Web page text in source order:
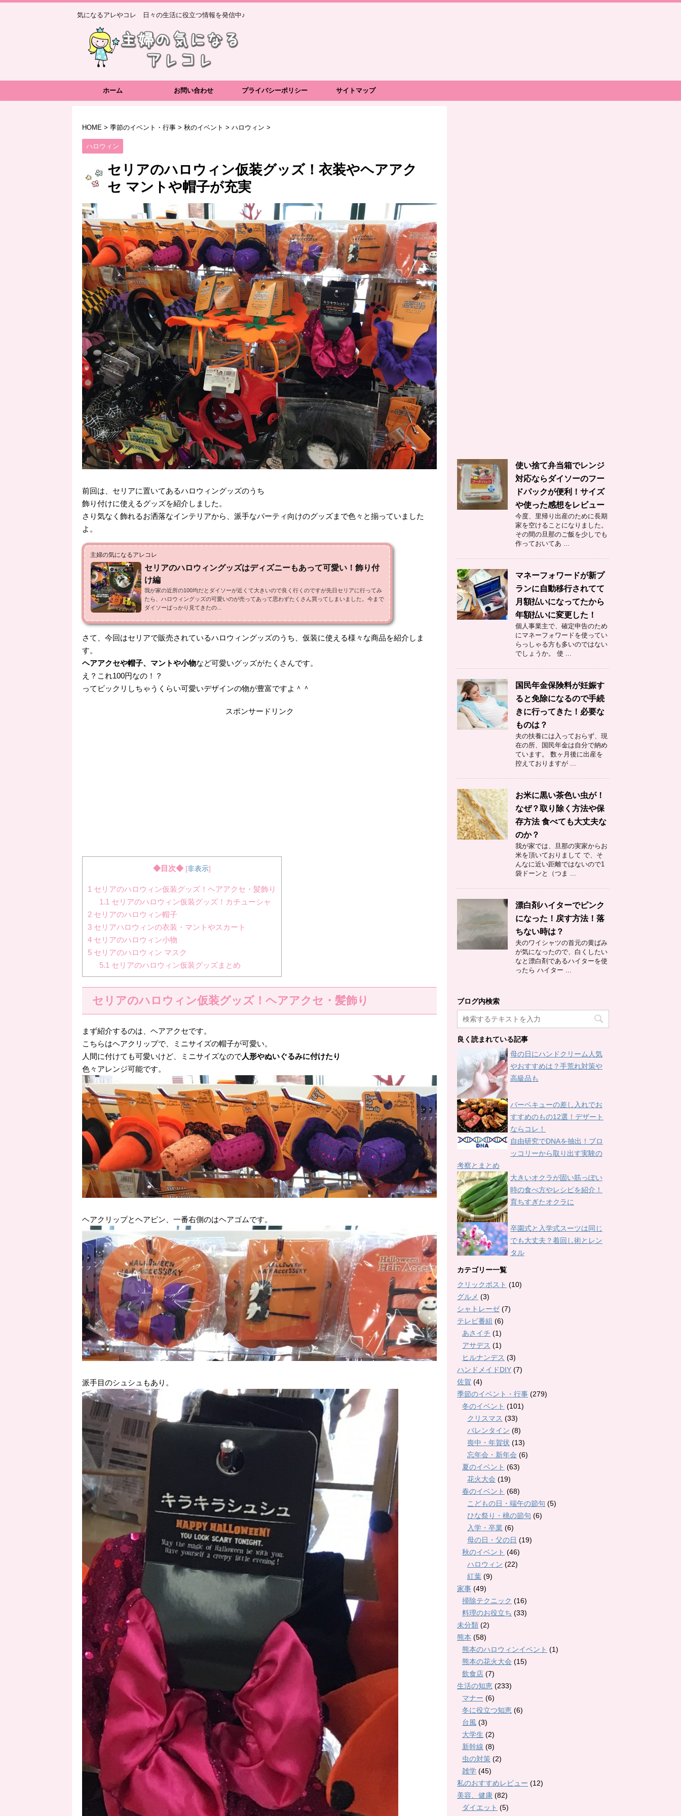
気になるアレやコレ 日々の生活に役立つ情報を発信中♪
ホーム お問い合わせ プライバシーポリシー サイトマップ
HOME > 季節のイベント・行事 > 秋のイベント > ハロウィン >
ハロウィン
セリアのハロウィン仮装グッズ！衣装やヘアアク
セ マントや帽子が充実
前回は、セリアに置いてあるハロウィングッズのうち
飾り付けに使えるグッズを紹介しました。
さり気なく飾れるお洒落なインテリアから、派手なパーティ向けのグッズまで色々と揃っていました
よ。
主婦の気になるアレコレ
セリアのハロウィングッズはディズニーもあって可愛い！飾り付
け編
我が家の近所の100均だとダイソーが近くて大きいので良く行くのですが先日セリアに行ってみ
たら、ハロウィングッズの可愛いのが売ってあって思わずたくさん買ってしまいました。今まで
ダイソーばっかり見てきたの...
さて、今回はセリアで販売されているハロウィングッズのうち、仮装に使える様々な商品を紹介しま
す。
ヘアアクセや帽子、マントや小物など可愛いグッズがたくさんです。
え？これ100円なの！？
ってビックリしちゃうくらい可愛いデザインの物が豊富ですよ＾＾
スポンサードリンク
◆目次◆ [非表示]
1 セリアのハロウィン仮装グッズ！ヘアアクセ・髪飾り
1.1 セリアのハロウィン仮装グッズ！カチューシャ
2 セリアのハロウィン帽子
3 セリアハロウィンの衣装・マントやスカート
4 セリアのハロウィン小物
5 セリアのハロウィン マスク
5.1 セリアのハロウィン仮装グッズまとめ
セリアのハロウィン仮装グッズ！ヘアアクセ・髪飾り
まず紹介するのは、ヘアアクセです。
こちらはヘアクリップで、ミニサイズの帽子が可愛い。
人間に付けても可愛いけど、ミニサイズなので人形やぬいぐるみに付けたり
色々アレンジ可能です。
ヘアクリップとヘアピン、一番右側のはヘアゴムです。
派手目のシュシュもあり。
使い捨て弁当箱でレンジ
対応ならダイソーのフー
ドパックが便利！サイズ
や使った感想をレビュー
今度、里帰り出産のために長期
家を空けることになりました。
その間の旦那のご飯を少しでも
作っておいてあ ...
マネーフォワードが新プ
ランに自動移行されてて
月額払いになってたから
年額払いに変更した！
個人事業主で、確定申告のため
にマネーフォワードを使ってい
らっしゃる方も多いのではない
でしょうか。 使 ...
国民年金保険料が妊娠す
ると免除になるので手続
きに行ってきた！必要な
ものは？
夫の扶養には入っておらず、現
在の所、国民年金は自分で納め
ています。 数ヶ月後に出産を
控えておりますが ...
お米に黒い茶色い虫が！
なぜ？取り除く方法や保
存方法 食べても大丈夫な
のか？
我が家では、旦那の実家からお
米を頂いておりまして で、そ
んなに近い距離ではないので1
袋ドーンと（つま ...
漂白剤ハイターでピンク
になった！戻す方法！落
ちない時は？
夫のワイシャツの首元の黄ばみ
が気になったので、白くしたい
なと漂白剤であるハイターを使
ったら ハイター ...
ブログ内検索
良く読まれている記事
母の日にハンドクリーム人気
やおすすめは？手荒れ対策や
高級品も
バーベキューの差し入れでお
すすめのもの12選！デザート
ならコレ！
自由研究でDNAを抽出！ブロ
ッコリーから取り出す実験の
考察とまとめ
大きいオクラが固い筋っぽい
時の食べ方やレシピを紹介！
育ちすぎたオクラに
卒園式と入学式スーツは同じ
でも大丈夫？着回し術とレン
タル
カテゴリー一覧
クリックポスト (10)
グルメ (3)
シャトレーゼ(7)
テレビ番組 (6)
あさイチ (1)
アサデス (1)
ヒルナンデス (3)
ハンドメイドDIY (7)
佐賀 (4)
季節のイベント・行事 (279)
冬のイベント (101)
クリスマス (33)
バレンタイン (8)
喪中・年賀状 (13)
忘年会・新年会 (6)
夏のイベント (63)
花火大会 (19)
春のイベント (68)
こどもの日・端午の節句 (5)
ひな祭り・桃の節句 (6)
入学・卒業 (6)
母の日・父の日 (19)
秋のイベント (46)
ハロウィン (22)
紅葉 (9)
家事 (49)
掃除テクニック (16)
料理のお役立ち (33)
未分類 (2)
熊本 (58)
熊本のハロウィンイベント (1)
熊本の花火大会 (15)
飲食店 (7)
生活の知恵 (233)
マナー (6)
冬に役立つ知恵 (6)
台風 (3)
大学生 (2)
新幹線 (8)
虫の対策 (2)
雑学 (45)
私のおすすめレビュー (12)
美容、健康 (82)
ダイエット (5)